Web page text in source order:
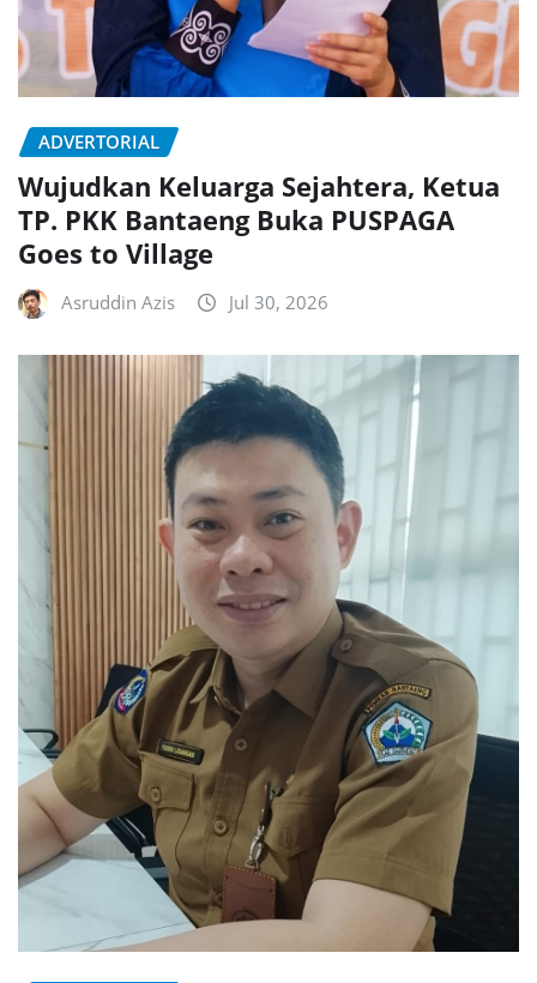
ADVERTORIAL
Wujudkan Keluarga Sejahtera, Ketua
TP. PKK Bantaeng Buka PUSPAGA
Goes to Village
Asruddin Azis Jul 30, 2026